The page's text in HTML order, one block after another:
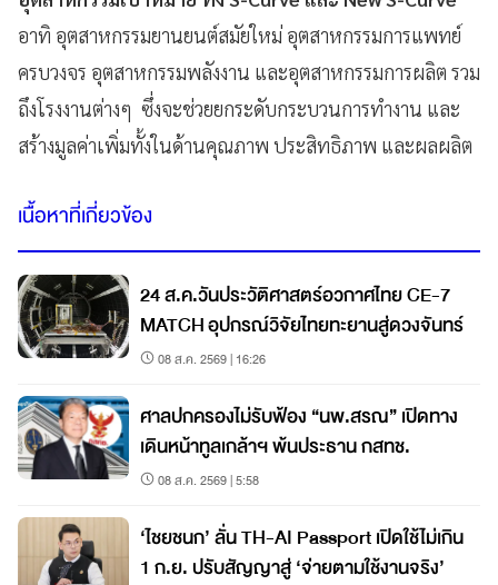
อาทิ อุตสาหกรรมยานยนต์สมัยใหม่ อุตสาหกรรมการแพทย์
ครบวงจร อุตสาหกรรมพลังงาน และอุตสาหกรรมการผลิต รวม
ถึงโรงงานต่างๆ ซึ่งจะช่วยยกระดับกระบวนการทำงาน และ
สร้างมูลค่าเพิ่มทั้งในด้านคุณภาพ ประสิทธิภาพ และผลผลิต
เนื้อหาที่เกี่ยวข้อง
24 ส.ค.วันประวัติศาสตร์อวกาศไทย CE-7
MATCH อุปกรณ์วิจัยไทยทะยานสู่ดวงจันทร์
08 ส.ค. 2569 | 16:26
ศาลปกครองไม่รับฟ้อง “นพ.สรณ” เปิดทาง
เดินหน้าทูลเกล้าฯ พ้นประธาน กสทช.
08 ส.ค. 2569 | 5:58
‘ไชยชนก’ ลั่น TH-AI Passport เปิดใช้ไม่เกิน
1 ก.ย. ปรับสัญญาสู่ ‘จ่ายตามใช้งานจริง’